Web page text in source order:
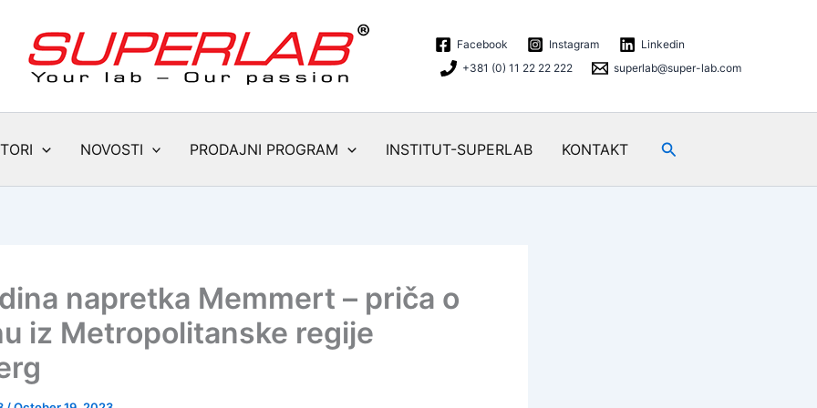
Facebook Instagram
Linkedin
+381 (0) 11 22 22 222
superlab@super-lab.com
NOVOSTI PRODAJNI PROGRAM INSTITUT-SUPERLAB KONTAKT Search
napretka Memmert – priča o
iz Metropolitanske regije